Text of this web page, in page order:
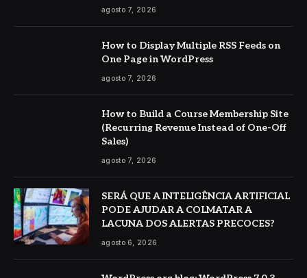
agosto 7, 2026
How to Display Multiple RSS Feeds on
One Page in WordPress
agosto 7, 2026
How to Build a Course Membership Site
(Recurring Revenue Instead of One-Off
Sales)
agosto 7, 2026
SERÁ QUE A INTELIGÊNCIA ARTIFICIAL
PODE AJUDAR A COLMATAR A
LACUNA DOS ALERTAS PRECOCES?
agosto 6, 2026